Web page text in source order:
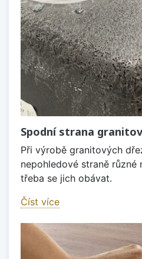
Spodní strana
Při výrobě granitových
nepohledové straně různé
třeba se jich obávat.
Číst více